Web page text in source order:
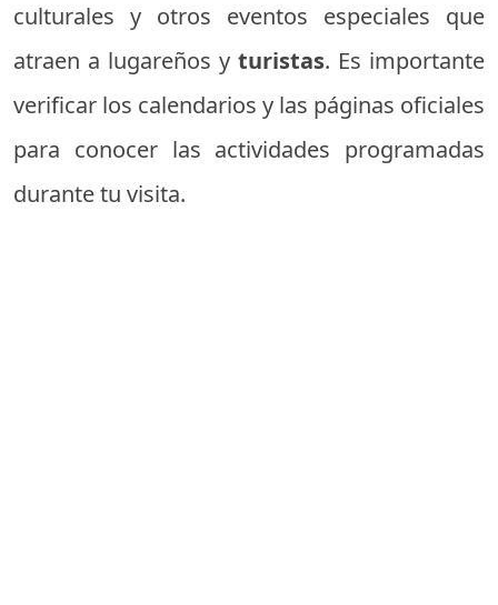
culturales y otros eventos especiales que
atraen a lugareños y turistas. Es importante
verificar los calendarios y las páginas oficiales
para conocer las actividades programadas
durante tu visita.